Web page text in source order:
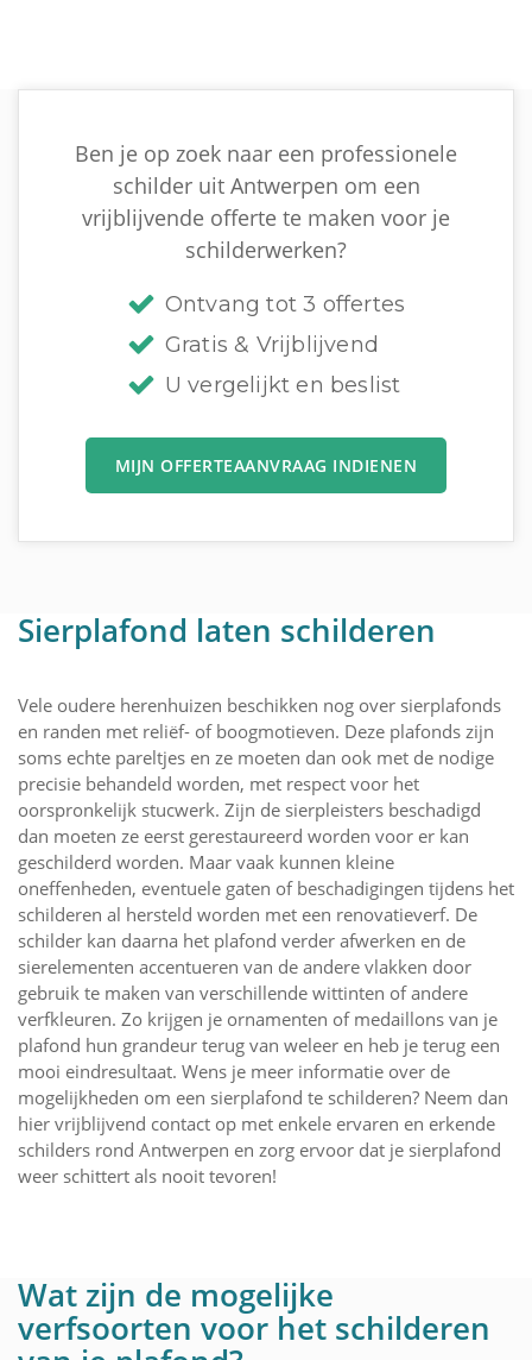
Ben je op zoek naar een professionele
schilder uit Antwerpen om een
vrijblijvende offerte te maken voor je
schilderwerken?
Ontvang tot 3 offertes
Gratis & Vrijblijvend
U vergelijkt en beslist
MIJN OFFERTEAANVRAAG INDIENEN
Sierplafond laten schilderen
Vele oudere herenhuizen beschikken nog over sierplafonds
en randen met reliëf- of boogmotieven. Deze plafonds zijn
soms echte pareltjes en ze moeten dan ook met de nodige
precisie behandeld worden, met respect voor het
oorspronkelijk stucwerk. Zijn de sierpleisters beschadigd
dan moeten ze eerst gerestaureerd worden voor er kan
geschilderd worden. Maar vaak kunnen kleine
oneffenheden, eventuele gaten of beschadigingen tijdens het
schilderen al hersteld worden met een renovatieverf. De
schilder kan daarna het plafond verder afwerken en de
sierelementen accentueren van de andere vlakken door
gebruik te maken van verschillende wittinten of andere
verfkleuren. Zo krijgen je ornamenten of medaillons van je
plafond hun grandeur terug van weleer en heb je terug een
mooi eindresultaat. Wens je meer informatie over de
mogelijkheden om een sierplafond te schilderen? Neem dan
hier vrijblijvend contact op met enkele ervaren en erkende
schilders rond Antwerpen en zorg ervoor dat je sierplafond
weer schittert als nooit tevoren!
Wat zijn de mogelijke
verfsoorten voor het schilderen